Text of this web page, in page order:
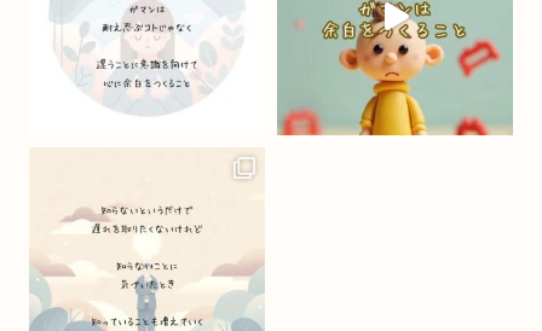
k
C
h
a
n